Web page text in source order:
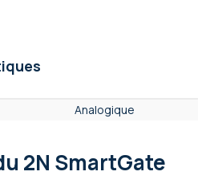
Analogique
2N SmartGate